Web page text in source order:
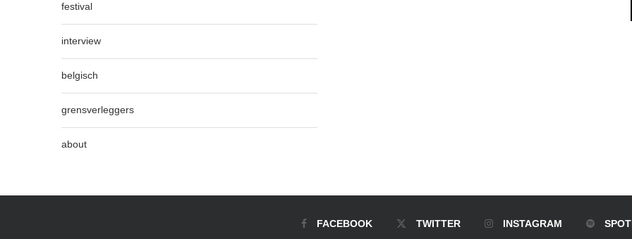
festival
interview
belgisch
grensverleggers
about
FACEBOOK TWITTER INSTAGRAM